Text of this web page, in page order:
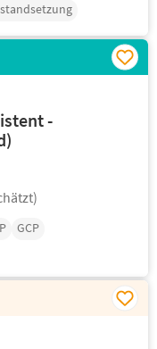
-
GCP